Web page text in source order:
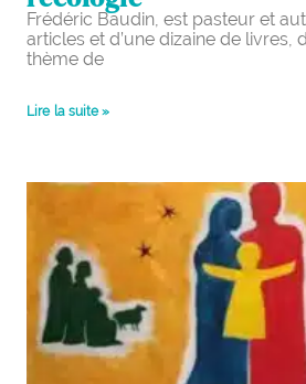
Frédéric Baudin, est pasteur et
articles et d’une dizaine de livres,
thème de
Lire la suite »